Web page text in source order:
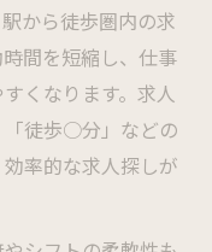
から徒歩圏内の求
間を短縮し、仕事
くなります。求人
「徒歩○分」などの
率的な求人探しが